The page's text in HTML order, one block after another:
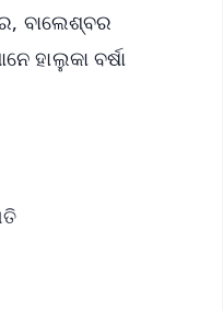
ବାଲେଶ୍ବର
ହାଲୁକା ବର୍ଷା